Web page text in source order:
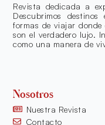
Revista dedicada a
Descubrimos destinos
formas de viajar
son el verdadero lujo.
como una manera de
Nosotros
Nuestra Revista
Contacto